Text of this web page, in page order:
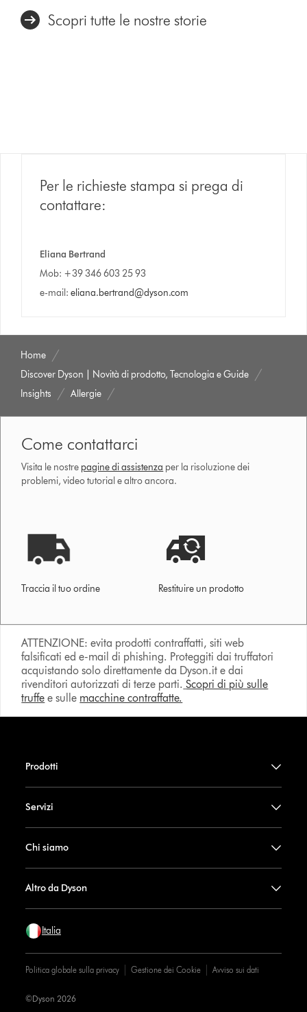
Scopri tutte le nostre storie
Per le richieste stampa si prega di
contattare:
Eliana Bertrand
Mob: +39 346 603 25 93
e-mail: eliana.bertrand@dyson.com
Home
Discover Dyson | Novità di prodotto, Tecnologia e Guide
Insights
Allergie
Come contattarci
Visita le nostre pagine di assistenza per la risoluzione dei
problemi, video tutorial e altro ancora.
Traccia il tuo ordine Restituire un prodotto
ATTENZIONE: evita prodotti contraffatti, siti web
falsificati ed e-mail di phishing. Proteggiti dai truffatori
acquistando solo direttamente da Dyson.it e dai
rivenditori autorizzati di terze parti. Scopri di più sulle
truffe e sulle macchine contraffatte.
Prodotti
Servizi
Chi siamo
Altro da Dyson
Italia
Politica globale sulla privacy Gestione dei Cookie Avviso sui dati
©Dyson 2026